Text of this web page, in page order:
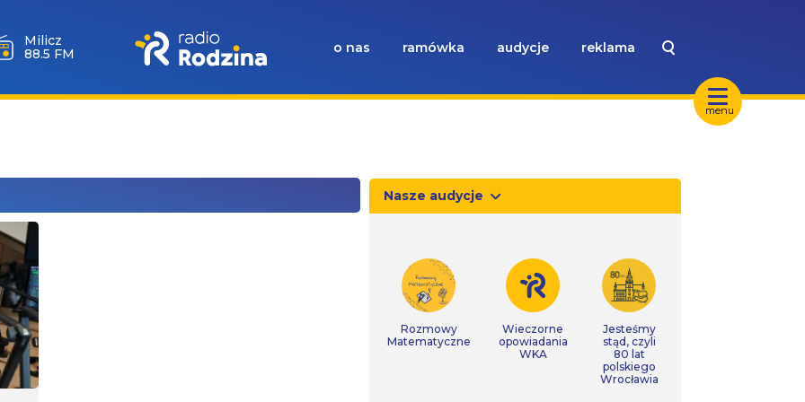
menu
Milicz
88.5 FM
o nas ramówka audycje reklama
Nasze audycje
Rozmowy
Matematyczne
Wieczorne
opowiadania
WKA
Jesteśmy
stąd, czyli
80 lat
polskiego
Wrocławia